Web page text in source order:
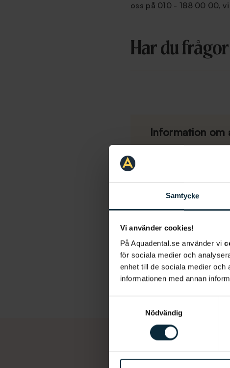
Samtycke
Vi använder cookies!
På Aquadental.se använder vi
för sociala medier och
enhet till de sociala medier
informationen med annan
Nödvändig
oss på 010 - 188 00 00,
Har du
Information om
Akut tandvård